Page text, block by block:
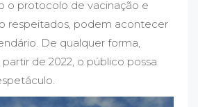
o protocolo de vacinação e
respeitados, podem acontecer
De qualquer forma,
de 2022, o público possa